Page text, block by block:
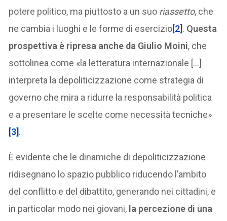
potere politico, ma piuttosto a un suo riassetto, che
ne cambia i luoghi e le forme di esercizio[2]. Questa
prospettiva è ripresa anche da Giulio Moini, che
sottolinea come «la letteratura internazionale […]
interpreta la depoliticizzazione come strategia di
governo che mira a ridurre la responsabilità politica
e a presentare le scelte come necessità tecniche»
[3].
È evidente che le dinamiche di depoliticizzazione
ridisegnano lo spazio pubblico riducendo l’ambito
del conflitto e del dibattito, generando nei cittadini, e
in particolar modo nei giovani, la percezione di una